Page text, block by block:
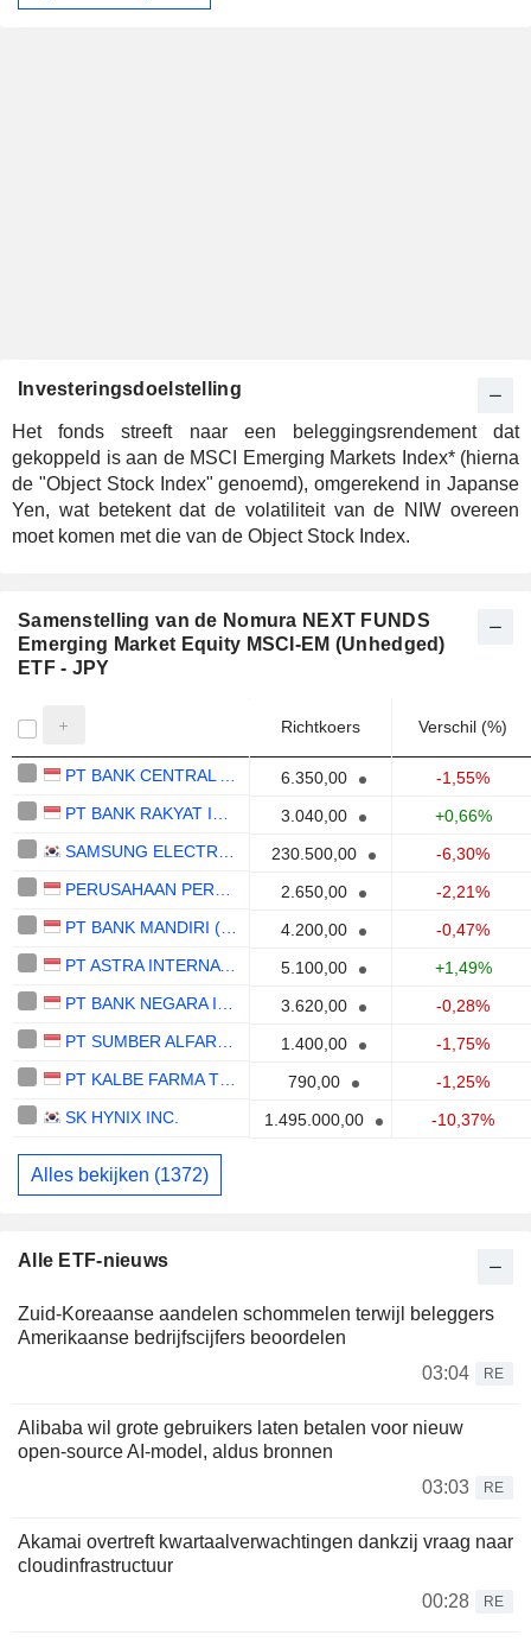
Investeringsdoelstelling
Het fonds streeft naar een beleggingsrendement dat
gekoppeld is aan de MSCI Emerging Markets Index* (hierna
de "Object Stock Index" genoemd), omgerekend in Japanse
Yen, wat betekent dat de volatiliteit van de NIW overeen
moet komen met die van de Object Stock Index.
Samenstelling van de Nomura NEXT FUNDS
Emerging Market Equity MSCI-EM (Unhedged)
ETF - JPY
Richtkoers Verschil (%)
6.350,00
-1,55%
3.040,00
+0,66%
230.500,00
-6,30%
2.650,00
-2,21%
4.200,00
-0,47%
PT ASTRA INTERNATIONAL TBK
5.100,00
+1,49%
3.620,00
-0,28%
1.400,00
-1,75%
790,00
-1,25%
SK HYNIX INC.
1.495.000,00 -10,37%
Alles bekijken (1372)
Alle ETF-nieuws
Zuid-Koreaanse aandelen schommelen terwijl beleggers
Amerikaanse bedrijfscijfers beoordelen
03:04
RE
Alibaba wil grote gebruikers laten betalen voor nieuw
open-source AI-model, aldus bronnen
03:03
RE
Akamai overtreft kwartaalverwachtingen dankzij vraag naar
cloudinfrastructuur
00:28
RE